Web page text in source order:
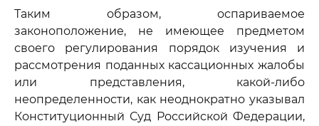
Таким образом, оспариваемое
законоположение, не имеющее предметом
своего регулирования порядок изучения и
рассмотрения поданных кассационных жалобы
или представления, какой-либо
неопределенности, как неоднократно указывал
Конституционный Суд Российской Федерации,